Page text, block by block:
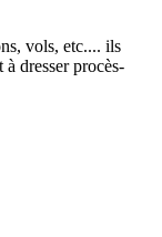
vols, etc.... ils
dresser procès-